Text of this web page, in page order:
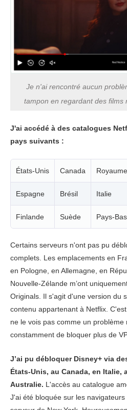
Je n'ai rencontré aucun
tampon en regardant des films
J'ai accédé à des catalogues
pays suivants :
États-Unis Canada
Espagne Brésil Italie
Finlande Suède Pays-Bas
Certains serveurs n'ont pas pu
complets. Les emplacements en
en Pologne, en Allemagne, en
Nouvelle-Zélande m’ont
Originals. Il s'agit d'une version du
contenu appartenant à Netflix.
ne le vois pas comme un problème
constamment de bloquer plus de
J’ai pu débloquer Disney+ via
États-Unis, au Canada, en Italie,
Australie. L'accès au catalogue
J'ai été bloquée sur les